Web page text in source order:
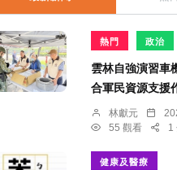
熱門 政治
雲林自強演習車
合軍民資源支援
林獻元
55 觀看
1
健康及醫療